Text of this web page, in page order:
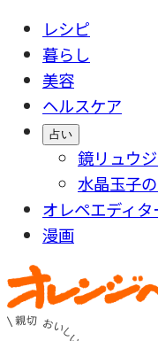
レシピ
暮らし
美容
ヘルスケア
占い
鏡リュウ
水晶玉子
オレペエディタ
漫画